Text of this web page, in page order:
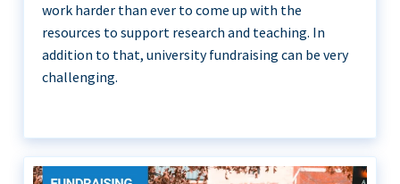
work harder than ever to come up with the
resources to support research and teaching. In
addition to that, university fundraising can be very
challenging.